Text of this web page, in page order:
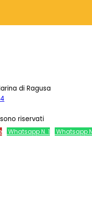
di Ragusa
riservati
Whatsapp N. 1 Whatsapp